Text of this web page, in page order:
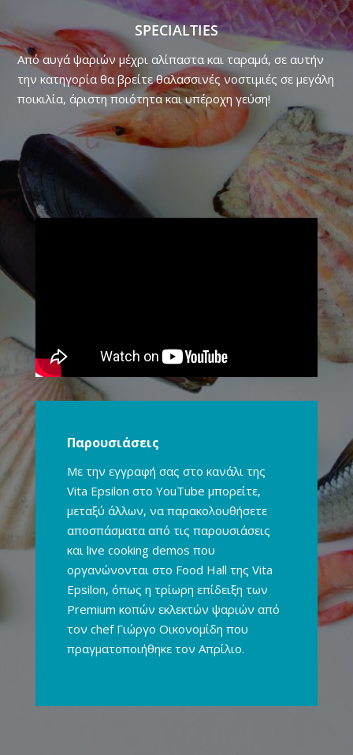
SPECIALTIES
Από αυγά ψαριών μέχρι αλίπαστα και ταραμά, σε αυτήν
την κατηγορία θα βρείτε θαλασσινές νοστιμιές σε μεγάλη
ποικιλία, άριστη ποιότητα και υπέροχη γεύση!
Παρουσιάσεις
Με την εγγραφή σας στο κανάλι της
Vita Epsilon στο YouTube μπορείτε,
μεταξύ άλλων, να παρακολουθήσετε
αποσπάσματα από τις παρουσιάσεις
και live cooking demos που
οργανώνονται στο Food Hall της Vita
Epsilon, όπως η τρίωρη επίδειξη των
Premium κοπών εκλεκτών ψαριών από
τον chef Γιώργο Οικονομίδη που
πραγματοποιήθηκε τον Απρίλιο.